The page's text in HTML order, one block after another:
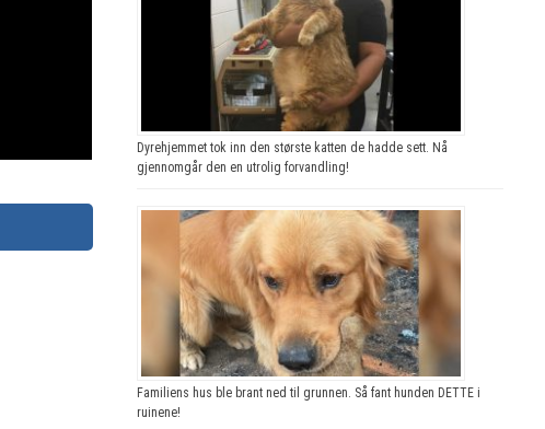
Dyrehjemmet tok inn den største katten de hadde sett. Nå
gjennomgår den en utrolig forvandling!
Familiens hus ble brant ned til grunnen. Så fant hunden DETTE i
ruinene!